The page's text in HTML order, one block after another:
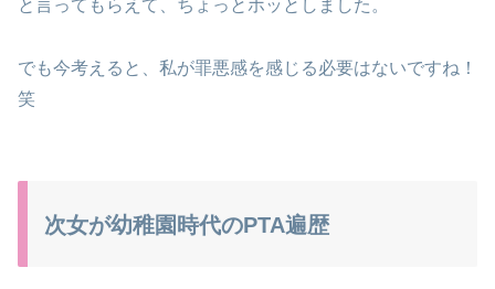
と言ってもらえて、ちょっとホッとしました。
でも今考えると、私が罪悪感を感じる必要はないですね！
笑
次女が幼稚園時代のPTA遍歴